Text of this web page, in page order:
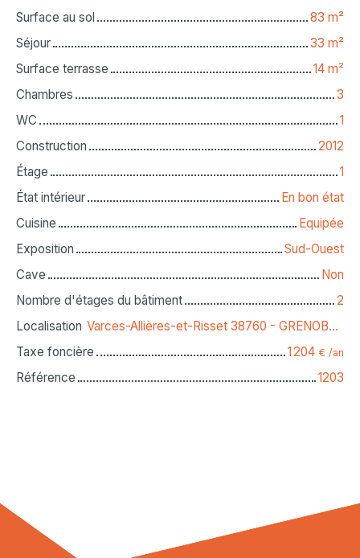
Surface au sol
83 m²
Séjour
33 m²
Surface terrasse
14 m²
Chambres
3
WC
1
Construction
2012
Étage
1
État intérieur
En bon état
Cuisine
Equipée
Exposition
Sud-Ouest
Cave
Non
Nombre d'étages du bâtiment
2
Localisation
Varces-Allières-et-Risset 38760 - GRENOBLE SUD OUEST
Taxe foncière
1 204 € /an
Référence 1203